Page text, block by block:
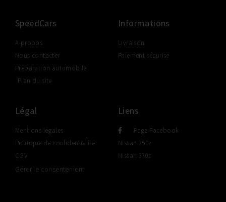
SpeedCars
A propos
Nous contacter
Préparation automobile
Plan du site
Informations
Livraison
Paiement sécurisé
Légal
Mentions légales
Politique de confidentialité
CGV
Gérer le consentement
Liens
Page Facebook
Nissan 350z
Nissan 370z